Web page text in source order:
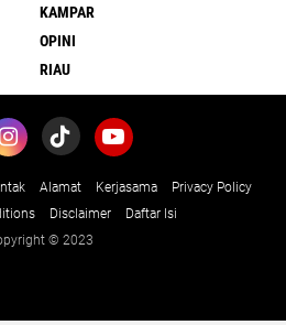
KAMPAR
OPINI
RIAU
Alamat Kerjasama
Privacy Policy
Disclaimer
Daftar Isi
© 2023